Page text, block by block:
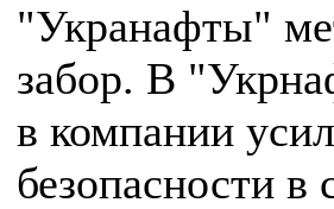
"Укранафты"
забор. В
в компании
безопасности в